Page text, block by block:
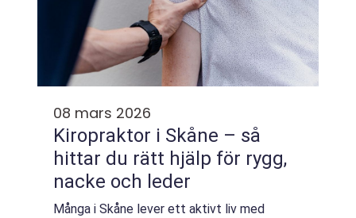
08 mars 2026
Kiropraktor i Skåne – så
hittar du rätt hjälp för rygg,
nacke och leder
Många i Skåne lever ett aktivt liv med